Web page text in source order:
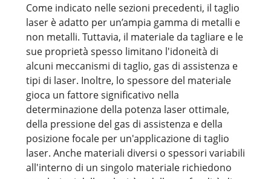
Come indicato nelle sezioni precedenti, il taglio
laser è adatto per un’ampia gamma di metalli e
non metalli. Tuttavia, il materiale da tagliare e le
sue proprietà spesso limitano l'idoneità di
alcuni meccanismi di taglio, gas di assistenza e
tipi di laser. Inoltre, lo spessore del materiale
gioca un fattore significativo nella
determinazione della potenza laser ottimale,
della pressione del gas di assistenza e della
posizione focale per un'applicazione di taglio
laser. Anche materiali diversi o spessori variabili
all'interno di un singolo materiale richiedono